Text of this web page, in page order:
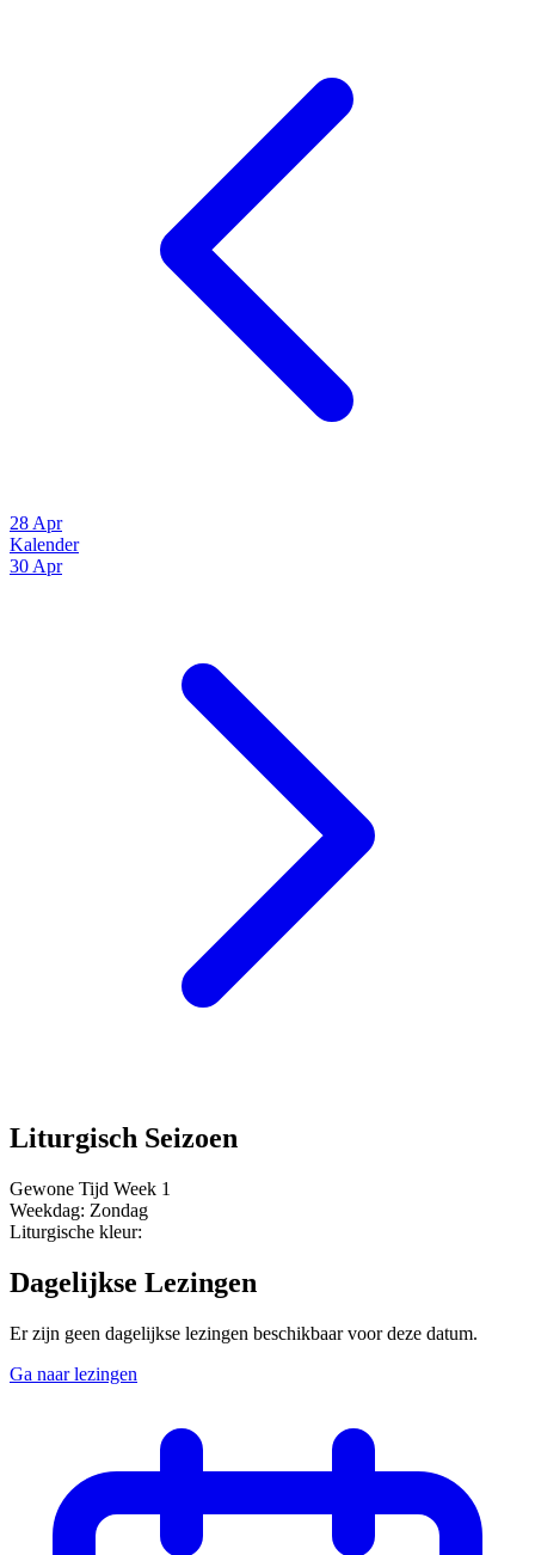
28 Apr
Kalender
30 Apr
Liturgisch Seizoen
Gewone Tijd Week 1
Weekdag: Zondag
Liturgische kleur:
Dagelijkse Lezingen
Er zijn geen dagelijkse lezingen beschikbaar voor deze datum.
Ga naar lezingen